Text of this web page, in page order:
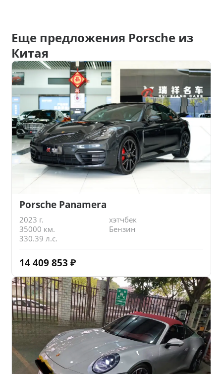
Еще предложения Porsche из
Китая
Porsche Panamera
2023 г.
хэтчбек
35000 км.
Бензин
330.39 л.с.
14 409 853 ₽